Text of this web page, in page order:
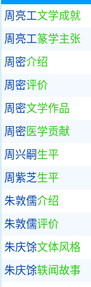
周亮工文学成就
周亮工篆学主张
周密介绍
周密评价
周密文学作品
周密 医学贡献
周兴嗣 生平
周紫芝生平
朱敦儒介绍
朱敦儒评价
朱庆馀文体风格
朱庆馀轶闻故事